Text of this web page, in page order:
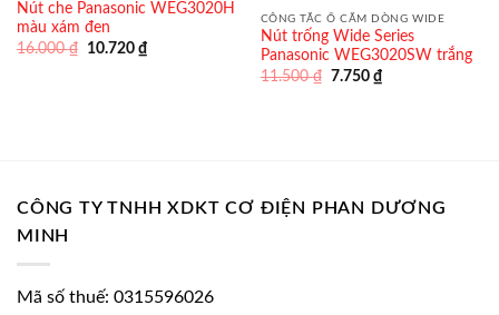
Nút che Panasonic WEG3020H
màu xám đen
16.000₫
Giá
10.720 ₫Giá
hiện
CÔNG TẮC Ổ CẮM DÒNG WIDE
Nút trống Wide Series
Panasonic WEG3020SW trắng
11.500₫ Giá
7.750 ₫Giá
hiện
CÔNG TY TNHH XDKT CƠ ĐIỆN PHAN DƯƠNG
MINH
Mã số thuế: 0315596026